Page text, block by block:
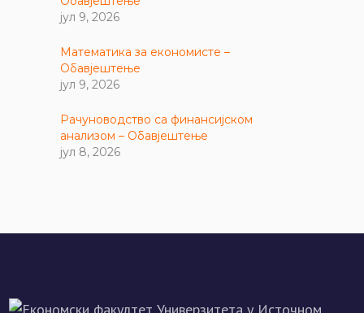
јул 9, 2026
Математика за економисте –
Обавјештење
јул 9, 2026
Рачуноводство са финансијском
анализом – Обавјештење
јул 8, 2026